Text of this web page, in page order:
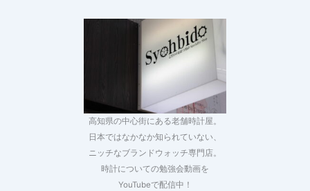
高知県の中心街にある老舗時計屋。
日本ではなかなか知られていない、
ニッチなブランドウォッチ専門店。
時計についての勉強会動画を
YouTubeで配信中！